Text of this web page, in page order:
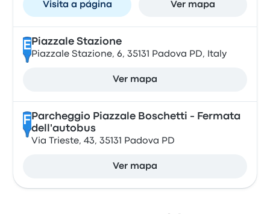
Visita a página Ver mapa
E Piazzale Stazione
Piazzale Stazione, 6, 35131 Padova PD, Italy
Ver mapa
F Parcheggio Piazzale Boschetti - Fermata
dell'autobus
Via Trieste, 43, 35131 Padova PD
Ver mapa